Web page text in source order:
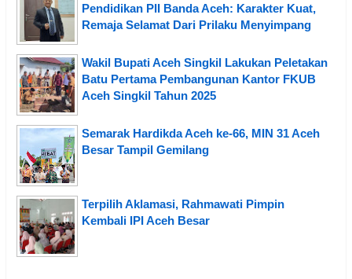
Pendidikan PII Banda Aceh: Karakter Kuat,
Remaja Selamat Dari Prilaku Menyimpang
Wakil Bupati Aceh Singkil Lakukan Peletakan
Batu Pertama Pembangunan Kantor FKUB
Aceh Singkil Tahun 2025
Semarak Hardikda Aceh ke-66, MIN 31 Aceh
Besar Tampil Gemilang
Terpilih Aklamasi, Rahmawati Pimpin
Kembali IPI Aceh Besar